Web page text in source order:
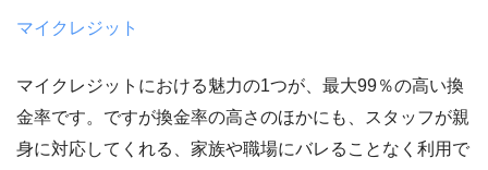
マイクレジット
マイクレジットにおける魅力の1つが、最大99％の高い換
金率です。ですが換金率の高さのほかにも、スタッフが親
身に対応してくれる、家族や職場にバレることなく利用で